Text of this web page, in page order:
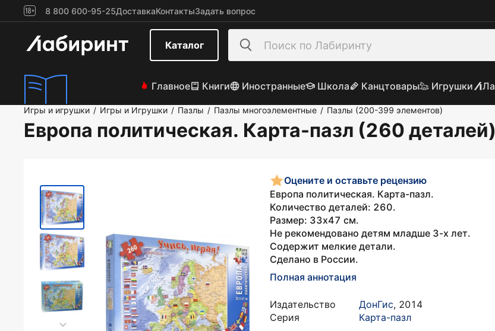
8 800 600-95-25ДоставкаКонтактыЗадать вопрос
Каталог
Главное Книги Иностранные Школа Канцтовары Игрушки
Игры и игрушки / Игры и Игрушки / Пазлы / Пазлы многоэлементные / Пазлы (200-399 элементов)
Европа политическая. Карта-пазл (260 деталей)
Оцените и оставьте рецензию
Европа политическая. Карта-пазл.
Количество деталей: 260.
Размер: 33х47 см.
Не рекомендовано детям младше 3-х лет.
Содержит мелкие детали.
Сделано в России.
Полная аннотация
Издательство ДонГис, 2014
Серия
Карта-пазл